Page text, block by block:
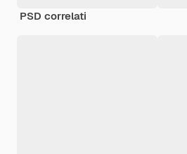
PSD correlati